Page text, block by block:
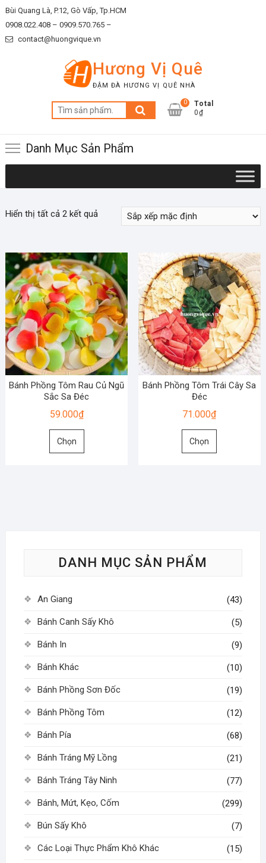
Skip
to
content
Bùi Quang Là, P.12, Gò Vấp, Tp.HCM
0908.022.408 – 0909.570.765 –
contact@huongvique.vn
Hương Vị Quê
ĐẬM ĐÀ HƯƠNG VỊ QUÊ NHÀ
Tìm
kiếm:
0
Total
0₫
Danh Mục Sản Phẩm
Hiển thị tất cả 2 kết quả
Bánh Phồng Tôm Rau Củ Ngũ
Sắc Sa Đéc
59.000₫
Chọn
Sản
chọn
chọn
Bánh Phồng Tôm Trái Cây Sa
Đéc
71.000₫
Chọn
Sản
được
chọn
trang
sản
phẩm
DANH MỤC SẢN PHẨM
An Giang (43)
Bánh Canh Sấy Khô (5)
Bánh In (9)
Bánh Khác (10)
Bánh Phồng Sơn Đốc (19)
Bánh Phồng Tôm (12)
Bánh Pía (68)
Bánh Tráng Mỹ Lồng (21)
Bánh Tráng Tây Ninh (77)
Bánh, Mứt, Kẹo, Cốm (299)
Bún Sấy Khô (7)
Các Loại Thực Phẩm Khô Khác (15)